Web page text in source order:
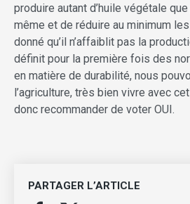
produire autant d’huile végétale
même et de réduire au minimum
donné qu’il n’affaiblit pas la
définit pour la première fois des
en matière de durabilité, nous
l’agriculture, très bien vivre avec
donc recommander de voter OUI.
PARTAGER L’ARTICLE